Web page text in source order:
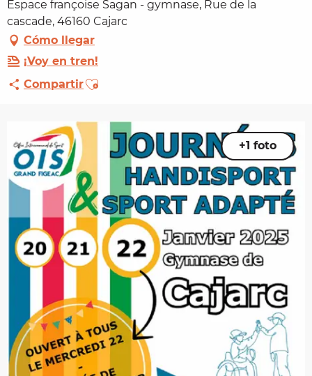
Espace françoise Sagan - gymnase, Rue de la
cascade, 46160 Cajarc
Cómo llegar
¡Voy en tren!
CompartirAjouter aux favoris
+1 foto